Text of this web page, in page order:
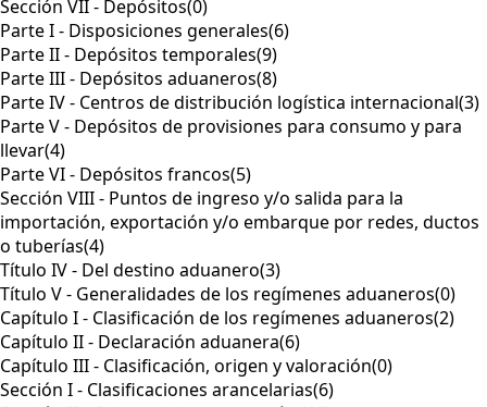
Sección VII - Depósitos(0)
Parte I - Disposiciones generales(6)
Parte II - Depósitos temporales(9)
Parte III - Depósitos aduaneros(8)
Parte IV - Centros de distribución logística internacional(3)
Parte V - Depósitos de provisiones para consumo y para
llevar(4)
Parte VI - Depósitos francos(5)
Sección VIII - Puntos de ingreso y/o salida para la
importación, exportación y/o embarque por redes, ductos
o tuberías(4)
Título IV - Del destino aduanero(3)
Título V - Generalidades de los regímenes aduaneros(0)
Capítulo I - Clasificación de los regímenes aduaneros(2)
Capítulo II - Declaración aduanera(6)
Capítulo III - Clasificación, origen y valoración(0)
Sección I - Clasificaciones arancelarias(6)